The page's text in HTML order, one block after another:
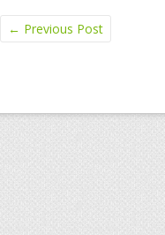
← Previous Post